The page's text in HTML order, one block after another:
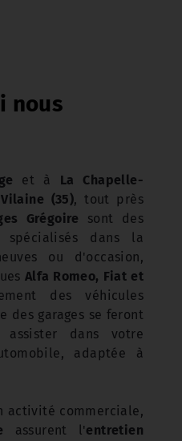
nous
et à La Chapelle-
(35), tout près
Grégoire sont des
spécialisés dans la
ou d'occasion,
Alfa Romeo, Fiat et
des véhicules
des garages se feront
dans votre
adaptée à
activité commerciale,
assurent l'entretien